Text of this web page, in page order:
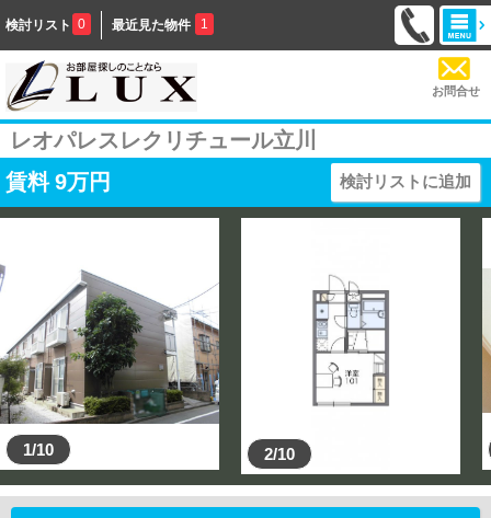
検討リスト 0 最近見た物件 1
お問合せ
レオパレスレクリチュール立川
賃料 9万円 検討リストに追加
1/10 2/10